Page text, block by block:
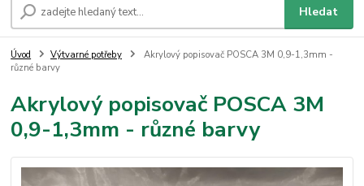
Hledat
Úvod Výtvarné potřeby
Akrylový popisovač POSCA 3M 0,9-1,3mm -
různé barvy
Akrylový popisovač POSCA 3M
0,9-1,3mm - různé barvy